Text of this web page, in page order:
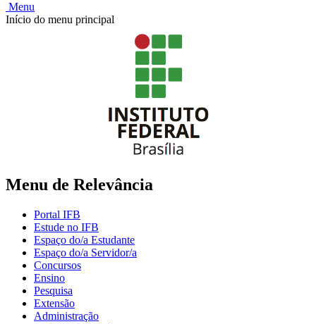
Menu
Início do menu principal
Menu de Relevância
Portal IFB
Estude no IFB
Espaço do/a Estudante
Espaço do/a Servidor/a
Concursos
Ensino
Pesquisa
Extensão
Administração